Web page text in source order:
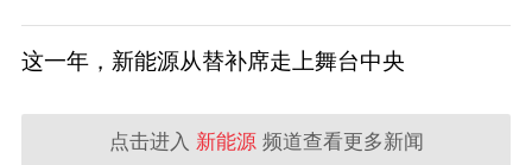
这一年，新能源从替补席走上舞台中央
点击进入 新能源频道查看更多新闻